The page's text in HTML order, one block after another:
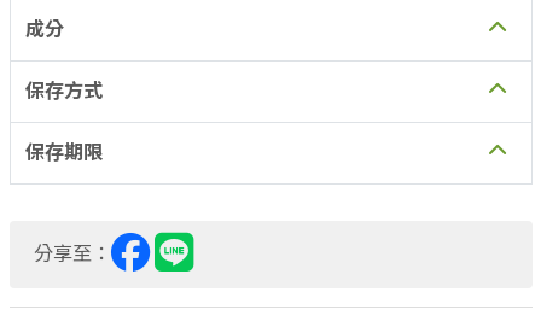
成分
保存方式
保存期限
分享至：